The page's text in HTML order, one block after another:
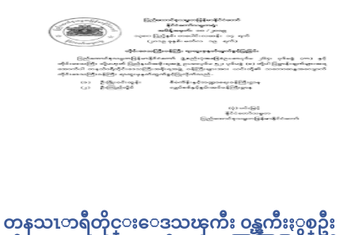
တနသၤာရီတိုင္းေဒသၾကီး ၀န္ၾကီးႏွစ္ဦး